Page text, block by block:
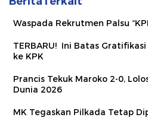
Waspada Rekrutmen Palsu
TERBARU! Ini Batas
ke KPK
Prancis Tekuk Maroko 2-0,
MK Tegaskan Pilkada Tetap